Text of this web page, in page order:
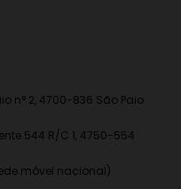
n° 2, 4700-836 São Paio
544 R/C 1, 4750-554
móvel nacional)